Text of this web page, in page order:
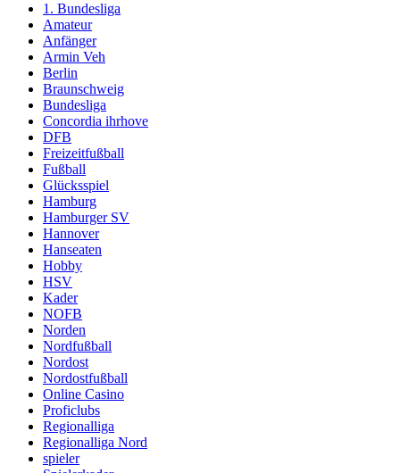
1. Bundesliga
Amateur
Anfänger
Armin Veh
Berlin
Braunschweig
Bundesliga
Concordia ihrhove
DFB
Freizeitfußball
Fußball
Glücksspiel
Hamburg
Hamburger SV
Hannover
Hanseaten
Hobby
HSV
Kader
NOFB
Norden
Nordfußball
Nordost
Nordostfußball
Online Casino
Proficlubs
Regionalliga
Regionalliga Nord
spieler